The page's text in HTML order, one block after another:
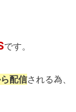
です。
配信される為、